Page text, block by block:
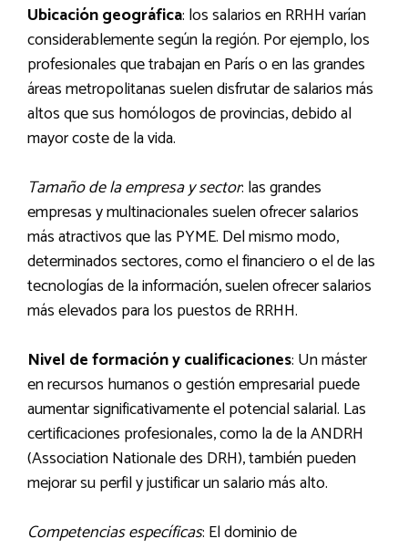
Ubicación geográfica: los salarios en RRHH varían
considerablemente según la región. Por ejemplo, los
profesionales que trabajan en París o en las grandes
áreas metropolitanas suelen disfrutar de salarios más
altos que sus homólogos de provincias, debido al
mayor coste de la vida.
Tamaño de la empresa y sector: las grandes
empresas y multinacionales suelen ofrecer salarios
más atractivos que las PYME. Del mismo modo,
determinados sectores, como el financiero o el de las
tecnologías de la información, suelen ofrecer salarios
más elevados para los puestos de RRHH.
Nivel de formación y cualificaciones: Un máster
en recursos humanos o gestión empresarial puede
aumentar significativamente el potencial salarial. Las
certificaciones profesionales, como la de la ANDRH
(Association Nationale des DRH), también pueden
mejorar su perfil y justificar un salario más alto.
Competencias específicas: El dominio de